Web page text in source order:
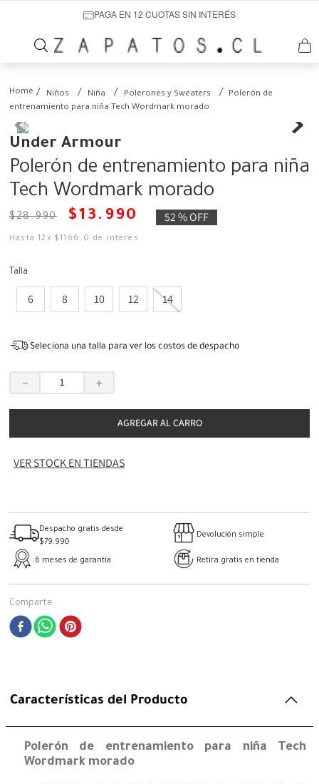
PAGA EN 12 CUOTAS SIN INTERÉS
Niños Niña Polerones y Sweaters
Polerón de
entrenamiento para niña Tech Wordmark morado
Under Armour
Polerón de entrenamiento para niña
Tech Wordmark morado
$28.990 $13 . 990 52 %OFF
Hasta12 x $1166 ,0 de interés
Talla
6 8 10 12 14
Seleciona una talla para ver los costos de despacho
＋
－
AGREGAR AL CARRO
VER STOCK EN TIENDAS
Despacho gratis desde
$79.990
Devolución simple
6 meses de garantía Retira gratis en tienda
Comparte
Características del Producto
Polerón de entrenamiento para niña Tech
Wordmark morado